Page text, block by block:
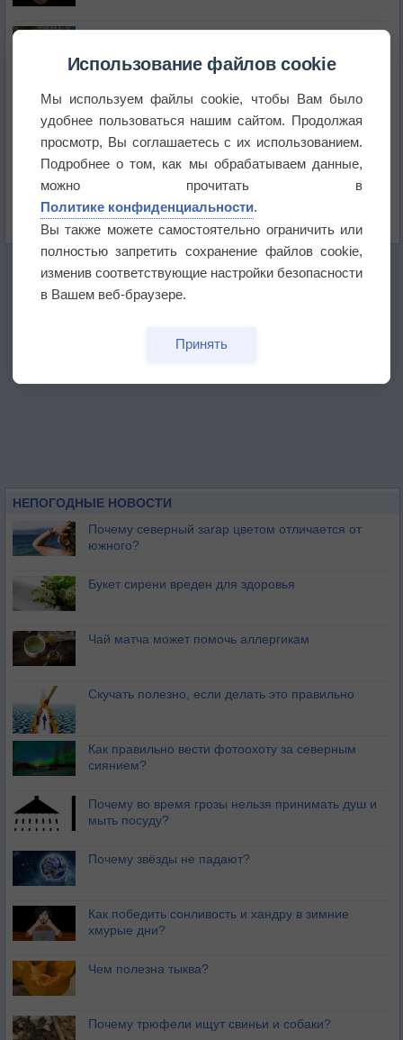
В Приморье обнаружены морские волны тепла
бабочек
Погода в Екатеринбурге 6 августа
Погода в Краснодаре 6 августа
НЕПОГОДНЫЕ НОВОСТИ
Почему северный загар цветом отличается от
южного?
Букет сирени вреден для здоровья
Чай матча может помочь аллергикам
Скучать полезно, если делать это правильно
Как правильно вести фотоохоту за северным
сиянием?
Почему во время грозы нельзя принимать душ и
мыть посуду?
Почему звёзды не падают?
Как победить сонливость и хандру в зимние
хмурые дни?
Чем полезна тыква?
Почему трюфели ищут свиньи и собаки?
Использование файлов cookie
Мы используем файлы cookie, чтобы Вам было
удобнее пользоваться нашим сайтом. Продолжая
просмотр, Вы соглашаетесь с их использованием.
Подробнее о том, как мы обрабатываем данные,
можно прочитать в
Политике конфиденциальности.
Вы также можете самостоятельно ограничить или
полностью запретить сохранение файлов cookie,
изменив соответствующие настройки безопасности
в Вашем веб-браузере.
Принять